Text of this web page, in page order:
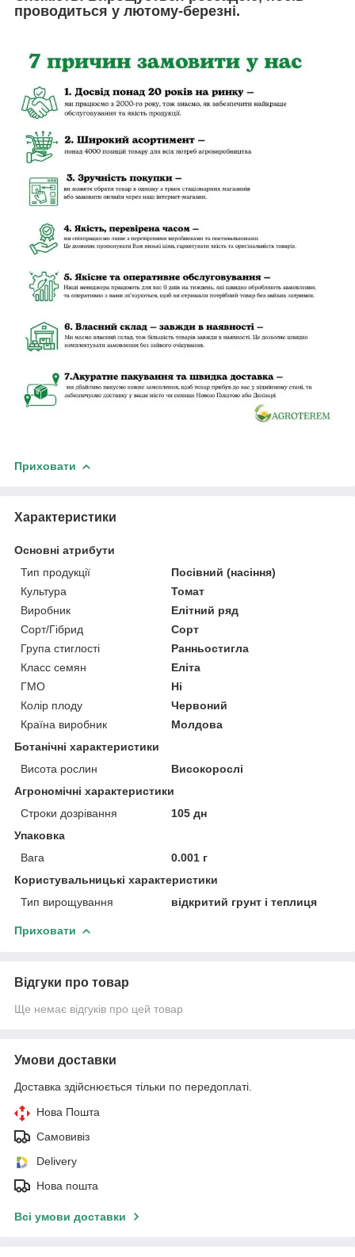
проводиться у лютому-березні.
Приховати
Характеристики
Основні атрибути
Тип продукції
Посівний (насіння)
Культура
Томат
Виробник
Елітний ряд
Сорт/Гібрид
Сорт
Група стиглості
Ранньостигла
Класс семян
Еліта
ГМО
Ні
Колір плоду
Червоний
Країна виробник
Молдова
Ботанічні характеристики
Висота рослин
Високорослі
Агрономічні характеристики
Строки дозрівання
105 дн
Упаковка
Вага
0.001 г
Користувальницькі характеристики
Тип вирощування
відкритий грунт і теплиця
Приховати
Відгуки про товар
Ще немає відгуків про цей товар
Умови доставки
Доставка здійснюється тільки по передоплаті.
Нова Пошта
Самовивіз
Delivery
Нова пошта
Всі умови доставки